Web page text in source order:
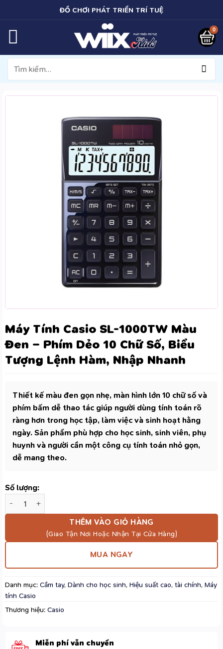
nội
dung
ĐỒ CHƠI PHÁT TRIỂN TRÍ TUỆ
Tìm
kiếm:
Máy Tính Casio SL-1000TW Màu
Đen – Phím Dẻo 10 Chữ Số, Biểu
Tượng Lệnh Hàm, Nhập Nhanh
Thiết kế màu đen gọn nhẹ, màn hình lớn 10 chữ số và
phím bấm dễ thao tác giúp người dùng tính toán rõ
ràng hơn trong học tập, làm việc và sinh hoạt hằng
ngày. Sản phẩm phù hợp cho học sinh, sinh viên, phụ
huynh và người cần một công cụ tính toán nhỏ gọn,
dễ mang theo.
Số lượng:
Máy Tính Casio SL-1000TW Màu Đen – Phím Dẻo 10 Chữ Số,
THÊM VÀO GIỎ HÀNG
MUA NGAY
Danh mục: Cầm tay, Dành cho học sinh, Hiệu suất cao, tài chính, Máy
tính Casio
Thương hiệu: Casio
Miễn phí vẫn chuyển